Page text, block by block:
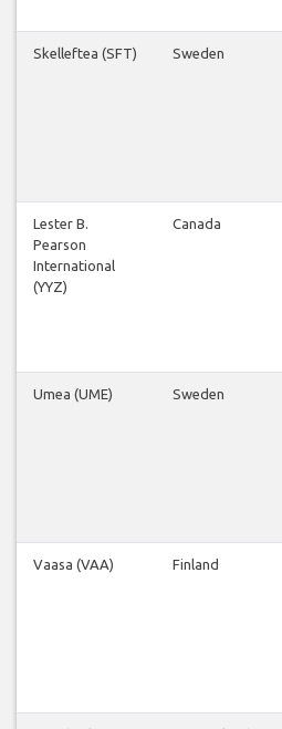
Skelleftea (SFT) Sweden
Lester B.
Pearson
International
(YYZ)
Canada
Umea (UME) Sweden
Vaasa (VAA) Finland